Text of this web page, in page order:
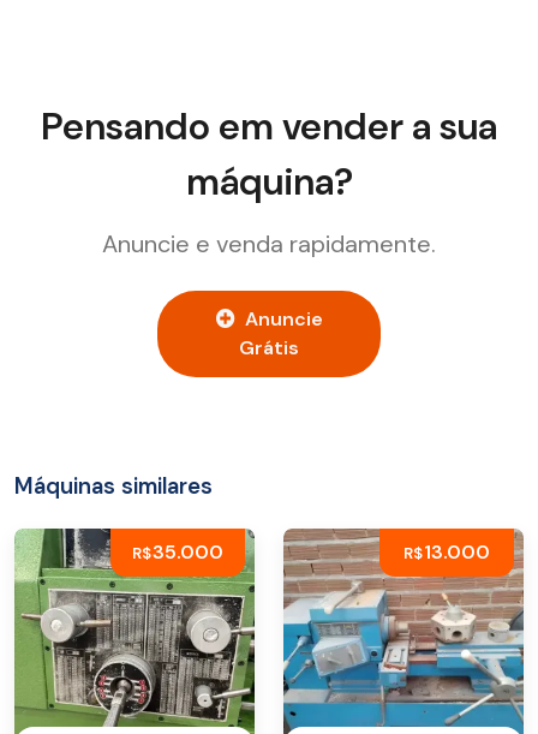
Pensando em vender a sua
máquina?
Anuncie e venda rapidamente.
Anuncie
Grátis
Máquinas similares
R$35.000 R$13.000